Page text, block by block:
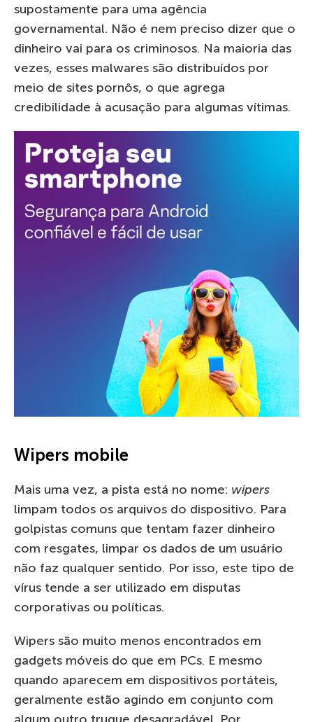
supostamente para uma agência
governamental. Não é nem preciso dizer que o
dinheiro vai para os criminosos. Na maioria das
vezes, esses malwares são distribuídos por
meio de sites pornôs, o que agrega
credibilidade à acusação para algumas vítimas.
Wipers mobile
Mais uma vez, a pista está no nome: wipers
limpam todos os arquivos do dispositivo. Para
golpistas comuns que tentam fazer dinheiro
com resgates, limpar os dados de um usuário
não faz qualquer sentido. Por isso, este tipo de
vírus tende a ser utilizado em disputas
corporativas ou políticas.
Wipers são muito menos encontrados em
gadgets móveis do que em PCs. E mesmo
quando aparecem em dispositivos portáteis,
geralmente estão agindo em conjunto com